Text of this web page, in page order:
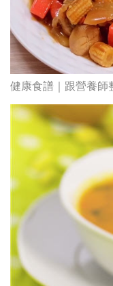
健康食譜｜跟營養師